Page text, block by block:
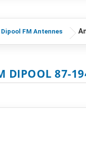
Dipool FM Antennes
DIPOOL 87-